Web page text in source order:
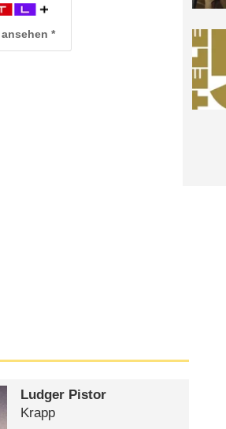
Ludger Pistor
Krapp